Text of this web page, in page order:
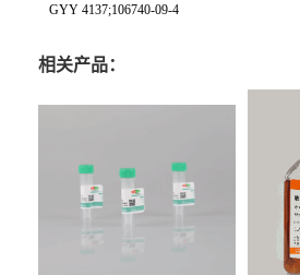
GYY 4137;106740-09-4
相关产品：